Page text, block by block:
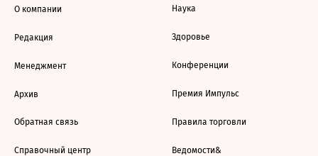
О компании
Редакция
Менеджмент
Архив
Обратная связь
Справочный центр
Наука
Здоровье
Конференции
Премия Импульс
Правила торговли
Ведомости&